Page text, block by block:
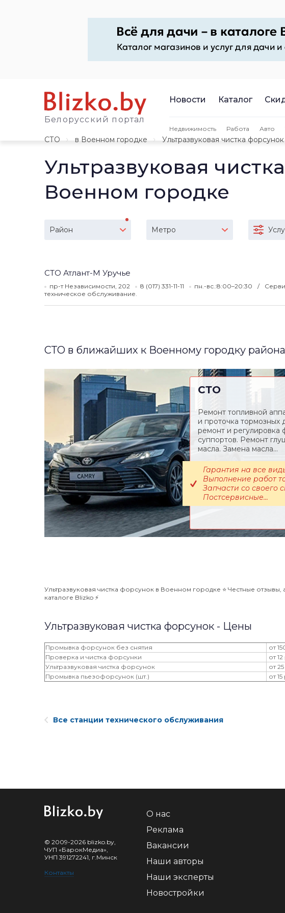
Белорусский портал
Новости Каталог
Недвижимость Работа Авто
СТО
в Военном городке Ультразвуковая чистка форсунок
Ультразвуковая
Военном городке
Район Метро
СТО Атлант-М Уручье
пр-т Независимости, 202 8 (017) 331-11-11 пн.-вс.:8:00–20:30
техническое обслуживание.
СТО в ближайших к Военному городку
СТО
Ремонт топливной
и проточка тормозных
ремонт и регулировка
суппортов. Ремонт
масла. Замена масла...
Гарантия на все
Выполнение работ
Запчасти со своего
Постсервисные...
Ультразвуковая чистка форсунок в Военном городке ⭐️ Честные
каталоге Blizko ⚡️
Ультразвуковая чистка форсунок - Цены
Промывка форсунок без снятия
от
Проверка и чистка форсунки
от
Ультразвуковая чистка форсунок
от
Промывка пьезофорсунок (шт.)
от
Все станции технического обслуживания
© 2009-2026 blizko.by,
ЧУП «БарокМедиа»,
УНП 391272241, г.Минск
Контакты
О нас
Реклама
Вакансии
Наши авторы
Наши эксперты
Новостройки